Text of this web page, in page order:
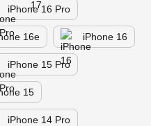
iPhone 16 Pro
16e iPhone 16
iPhone 15 Pro
15
iPhone 14 Pro